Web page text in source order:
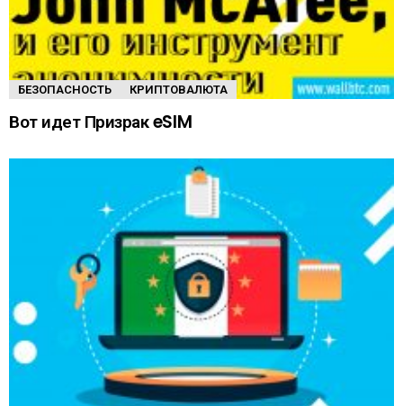
БЕЗОПАСНОСТЬ КРИПТОВАЛЮТА
Вот идет Призрак eSIM